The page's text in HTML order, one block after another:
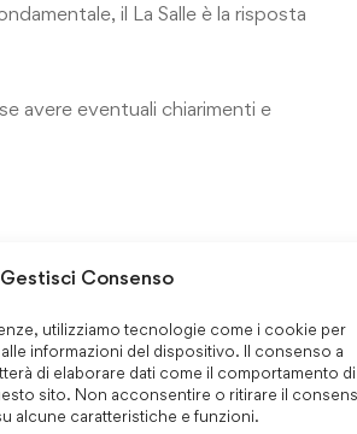
Gestisci Consenso
utilizziamo tecnologie come i cookie per
informazioni del dispositivo. Il consenso a
di elaborare dati come il comportamento di
sito. Non acconsentire o ritirare il
alcune caratteristiche e funzioni.
il La Salle è la risposta
avere eventuali chiarimenti e
Share this post